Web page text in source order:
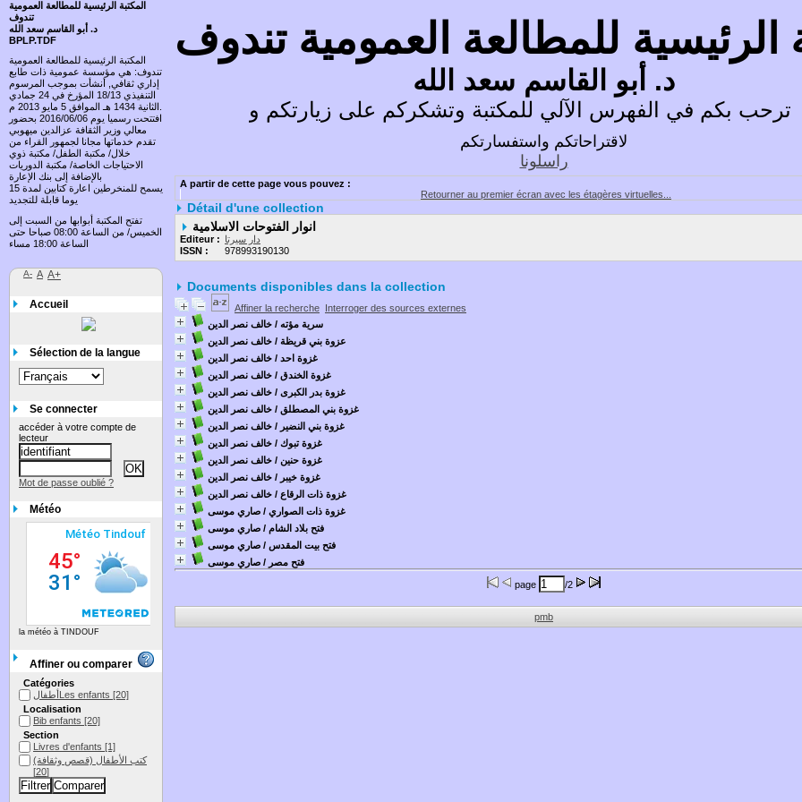
الرئيسية للمطالعة العمومية تندوف
د. أبو القاسم سعد الله
ترحب بكم في الفهرس الآلي للمكتبة وتشكركم على زيارتكم وتسعد باقتراحاتكم
لاقتراحاتكم واستفسارتكم
راسلونا
A partir de cette page vous pouvez :
Retourner au premier écran avec les étagères virtuelles...
Détail d'une collection
انوار الفتوحات الاسلامية
Editeur : دار سيرتا
ISSN :
978993190130
Documents disponibles dans la collection
Affiner la recherche Interroger des sources externes
سرية مؤته / خالف نصر الدين
عزوة بني قريظة / خالف نصر الدين
غزوة احد / خالف نصر الدين
غزوة الخندق / خالف نصر الدين
غزوة بدر الكبرى / خالف نصر الدين
غزوة بني المصطلق / خالف نصر الدين
غزوة بني النضير / خالف نصر الدين
غزوة تبوك / خالف نصر الدين
غزوة حنين / خالف نصر الدين
غزوة خيبر / خالف نصر الدين
غزوة ذات الرقاع / خالف نصر الدين
غزوة ذات الصواري / صاري موسى
فتح بلاد الشام / صاري موسى
فتح بيت المقدس / صاري موسى
فتح مصر / صاري موسى
page /2
pmb
المكتبة الرئيسية للمطالعة العمومية
تندوف
د. أبو القاسم سعد الله
BPLP.TDF
المكتبة الرئيسية للمطالعة العمومية
تندوف: هي مؤسسة عمومية ذات طابع
إداري ثقافي, أنشأت بموجب المرسوم
التنفيذي 18/13 المؤرخ في 24 جمادي
افتتحت رسميا يوم 2016/06/06 بحضور
معالي وزير الثقافة عزالدين ميهوبي
تقدم خدماتها مجانا لجمهور القراء من
خلال/ مكتبة الطفل/ مكتبة ذوي
الاحتياجات الخاصة/ مكتبة الدوريات
بالإضافة إلى بنك الإعارة
يسمح للمنخرطين اعارة كتابين لمدة 15
يوما قابلة للتجديد
تفتح المكتبة أبوابها من السبت إلى
الخميس/ من الساعة 08:00 صباحا حتى
الساعة 18:00 مساء
A- A A+
Accueil
Sélection de la langue
Se connecter
accéder à votre compte de
lecteur
Mot de passe oublié ?
Météo
la météo à TINDOUF
Affiner ou comparer
Catégories
أطفالLes enfants [20]
Localisation
Bib enfants [20]
Section
Livres d'enfants [1]
كتب الأطفال (قصص وثقافة)
[20]